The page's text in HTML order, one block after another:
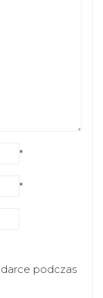
*
*
podczas